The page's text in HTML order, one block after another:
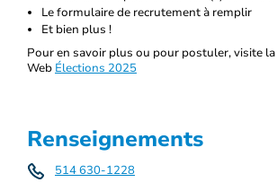
Le formulaire de recrutement à remplir
Et bien plus !
Pour en savoir plus ou pour postuler, visite
Web Élections 2025
Renseignements
514 630-1228